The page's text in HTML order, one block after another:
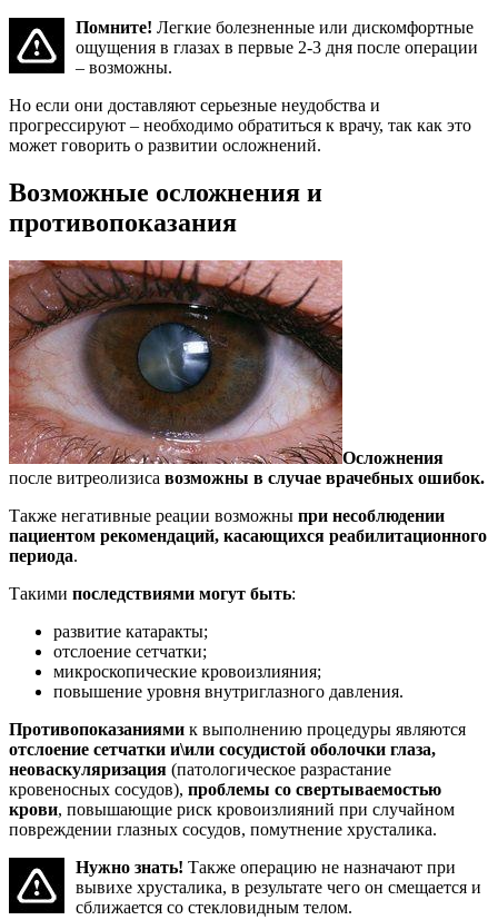
Помните! Легкие болезненные или дискомфортные
ощущения в глазах в первые 2-3 дня после операции
– возможны.
Но если они доставляют серьезные неудобства и
прогрессируют – необходимо обратиться к врачу, так как это
может говорить о развитии осложнений.
Возможные осложнения и
противопоказания
Осложнения
после витреолизиса возможны в случае врачебных ошибок.
Также негативные реации возможны при несоблюдении
пациентом рекомендаций, касающихся реабилитационного
периода.
Такими последствиями могут быть:
развитие катаракты;
отслоение сетчатки;
микроскопические кровоизлияния;
повышение уровня внутриглазного давления.
Противопоказаниями к выполнению процедуры являются
отслоение сетчатки и\или сосудистой оболочки глаза,
неоваскуляризация (патологическое разрастание
кровеносных сосудов), проблемы со свертываемостью
крови, повышающие риск кровоизлияний при случайном
повреждении глазных сосудов, помутнение хрусталика.
Нужно знать! Также операцию не назначают при
вывихе хрусталика, в результате чего он смещается и
сближается со стекловидным телом.